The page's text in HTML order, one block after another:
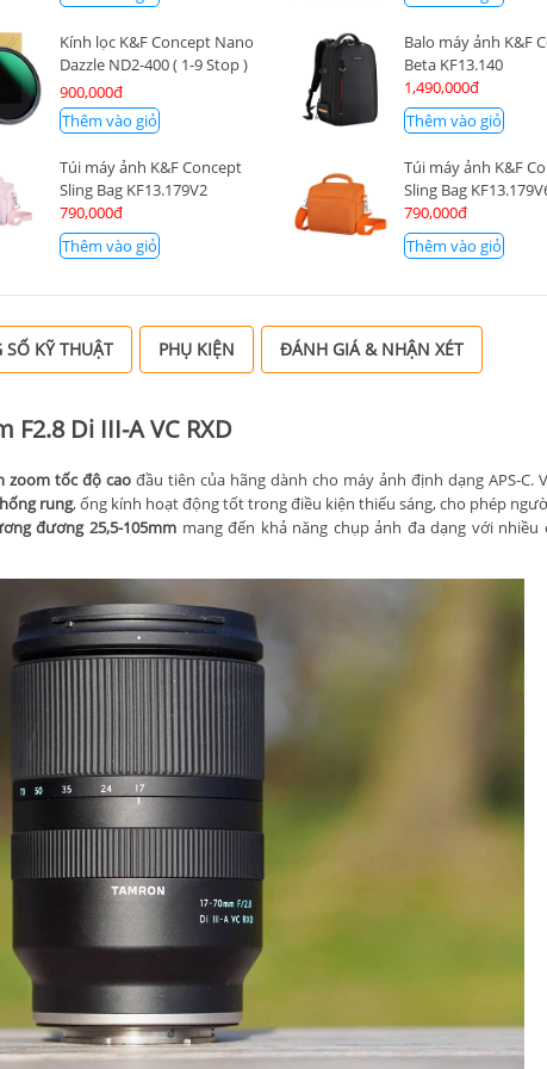
Kính lọc K&F Concept Nano
Dazzle ND2-400 ( 1-9 Stop )
67mm KF01.2360
900,000đ
Thêm vào giỏ
Balo máy ảnh K&F
Beta KF13.140
1,490,000đ
Thêm vào giỏ
Túi máy ảnh K&F Concept
Sling Bag KF13.179V2
790,000đ
Thêm vào giỏ
Túi máy ảnh K&F
Sling Bag
790,000đ
Thêm vào giỏ
SỐ KỸ THUẬT PHỤ KIỆN ĐÁNH GIÁ & NHẬN XÉT
Di III-A VC RXD
zoom tốc độ cao đầu tiên của hãng dành cho máy ảnh định dạng APS-C.
rung, ống kính hoạt động tốt trong điều kiện thiếu sáng, cho phép
đương 25,5-105mm mang đến khả năng chụp ảnh đa dạng với